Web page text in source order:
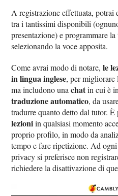
A registrazione effettuata, potrai
tra i tantissimi disponibili
presentazione) e programmare
selezionando la voce apposita.
Come avrai modo di notare,le
in lingua inglese, per migliorare
ma includono unachatin cui è
traduzione automatico, da
tradurre quanto detto dal tutor.
lezioniin qualsiasi momento
proprio profilo, in modo da
tempo e fare ripetizione. Ad
privacy si preferisce non
richiedere la disattivazione di